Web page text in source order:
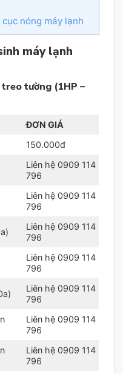
nóng máy lạnh
máy lạnh
tường (1HP –
ĐƠN GIÁ
150.000đ
Liên hệ 0909 114
796
Liên hệ 0909 114
796
Liên hệ 0909 114
796
Liên hệ 0909 114
796
Liên hệ 0909 114
796
Liên hệ 0909 114
796
Liên hệ 0909 114
796